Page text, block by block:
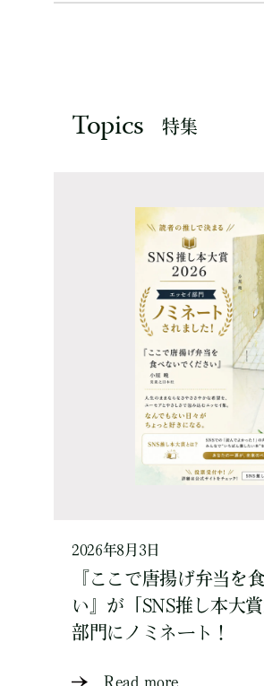
Topics 特集
2026年8月3日
『ここで唐揚げ弁当を
い』が「SNS推し本大
部門にノミネート！
Read more